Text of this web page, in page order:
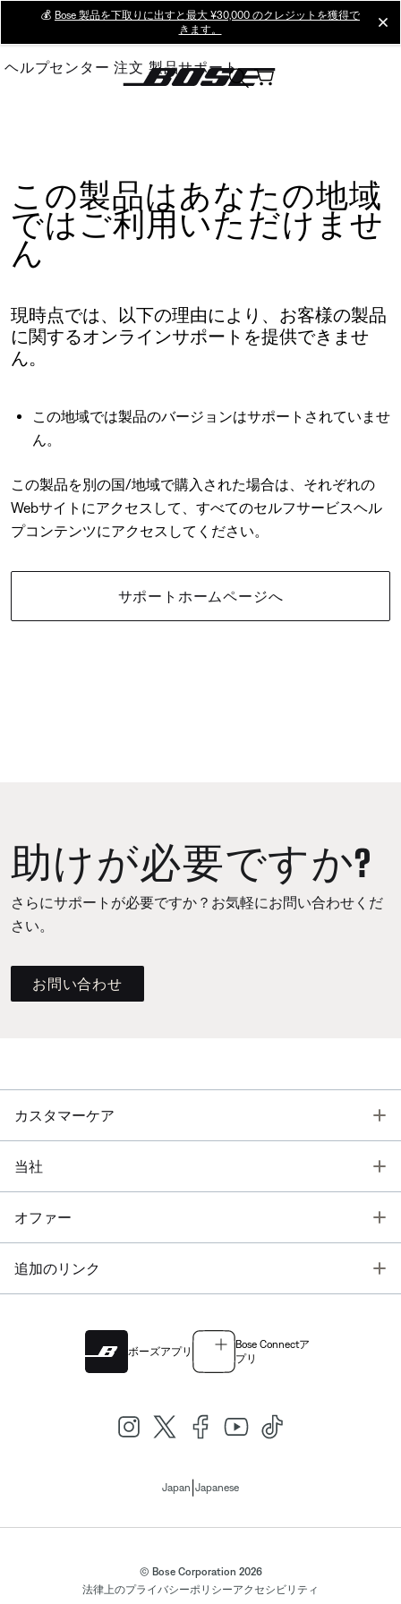
Main
💰 Bose 製品を下取りに出すと最大 ¥30,000 のクレジットを獲得で
きます。
ヘルプセンター 注文 製品サポート
この製品はあなたの地域
ではご利用いただけませ
ん
現時点では、以下の理由により、お客様の製品
に関するオンラインサポートを提供できませ
ん。
この地域では製品のバージョンはサポートされていませ
ん。
この製品を別の国/地域で購入された場合は、それぞれの
Webサイトにアクセスして、すべてのセルフサービスヘル
プコンテンツにアクセスしてください。
サポートホームページへ
助けが必要ですか?
さらにサポートが必要ですか？お気軽にお問い合わせくだ
さい。
お問い合わせ
カスタマーケア
当社
オファー
追加のリンク
ボーズアプリ
Bose Connectア
プリ
Japan Japanese
© Bose Corporation 2026
法律上のプライバシーポリシーアクセシビリティ